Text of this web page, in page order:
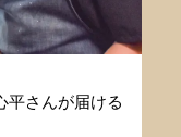
平さんが届ける